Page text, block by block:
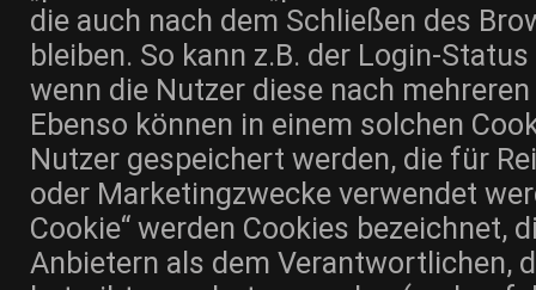
die auch nach dem Schließen des
bleiben. So kann z.B. der Login-
wenn die Nutzer diese nach
Ebenso können in einem solchen
Nutzer gespeichert werden, die für
oder Marketingzwecke verwendet
Cookie“ werden Cookies bezeichnet,
Anbietern als dem Verantwortlichen,